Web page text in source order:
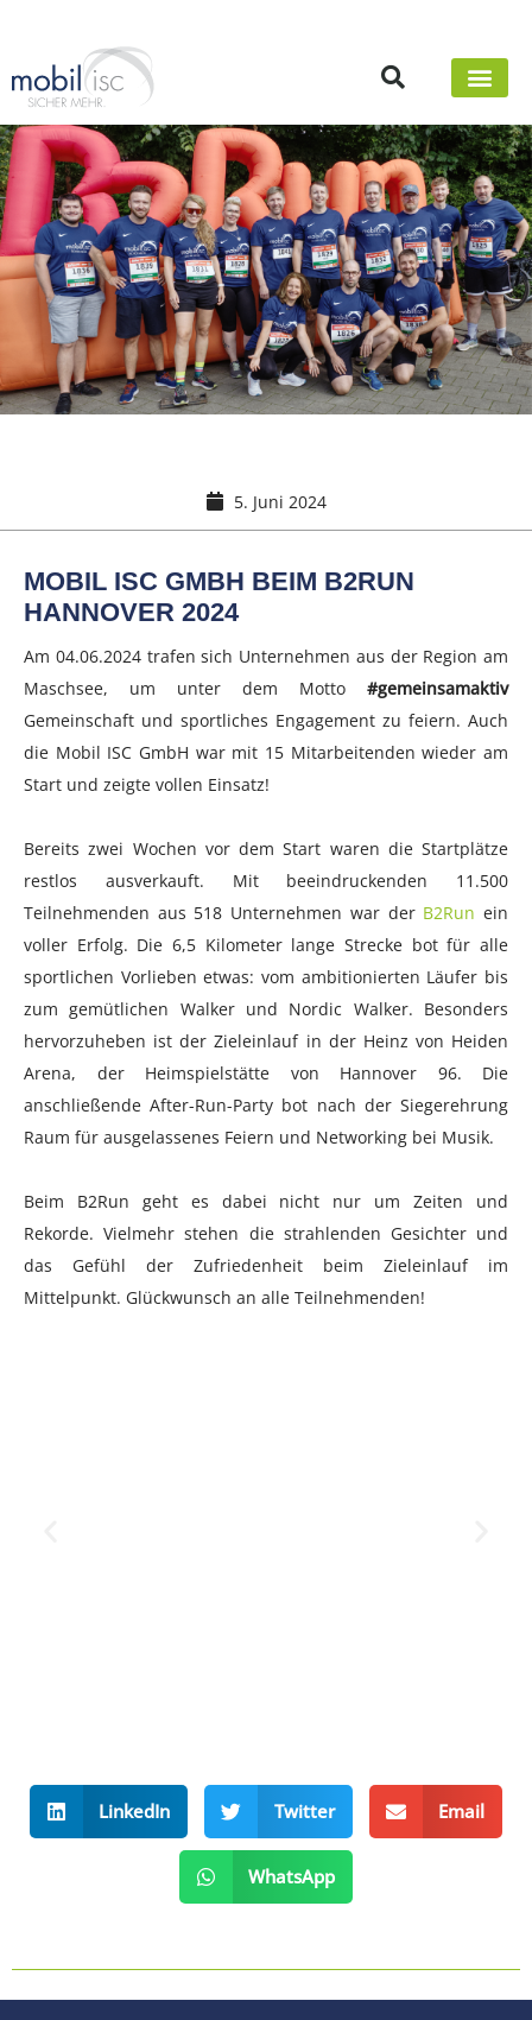
5. Juni 2024
MOBIL ISC GMBH BEIM B2RUN
HANNOVER 2024
Am 04.06.2024 trafen sich Unternehmen aus der Region am
Maschsee, um unter dem Motto #gemeinsamaktiv
Gemeinschaft und sportliches Engagement zu feiern. Auch
die Mobil ISC GmbH war mit 15 Mitarbeitenden wieder am
Start und zeigte vollen Einsatz!
Bereits zwei Wochen vor dem Start waren die Startplätze
restlos ausverkauft. Mit beeindruckenden 11.500
Teilnehmenden aus 518 Unternehmen war der B2Run ein
voller Erfolg. Die 6,5 Kilometer lange Strecke bot für alle
sportlichen Vorlieben etwas: vom ambitionierten Läufer bis
zum gemütlichen Walker und Nordic Walker. Besonders
hervorzuheben ist der Zieleinlauf in der Heinz von Heiden
Arena, der Heimspielstätte von Hannover 96. Die
anschließende After-Run-Party bot nach der Siegerehrung
Raum für ausgelassenes Feiern und Networking bei Musik.
Beim B2Run geht es dabei nicht nur um Zeiten und
Rekorde. Vielmehr stehen die strahlenden Gesichter und
das Gefühl der Zufriedenheit beim Zieleinlauf im
Mittelpunkt. Glückwunsch an alle Teilnehmenden!
LinkedIn Twitter Email
WhatsApp